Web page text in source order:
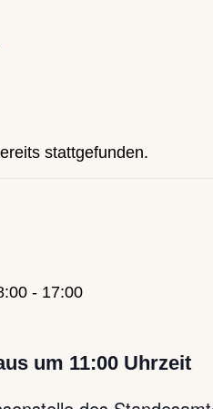
stattgefunden.
- 17:00
um 11:00 Uhrzeit